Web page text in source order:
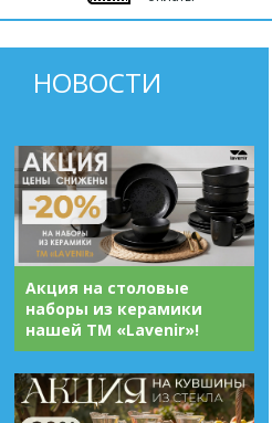
НОВОСТИ
Акция на столовые
наборы из керамики
нашей ТМ «Lavenir»!